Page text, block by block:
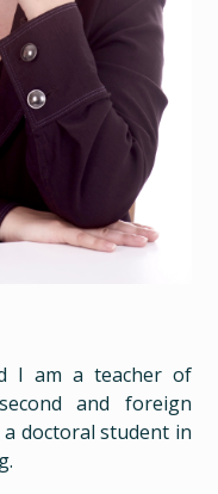
I am a teacher of
and foreign
a doctoral student in